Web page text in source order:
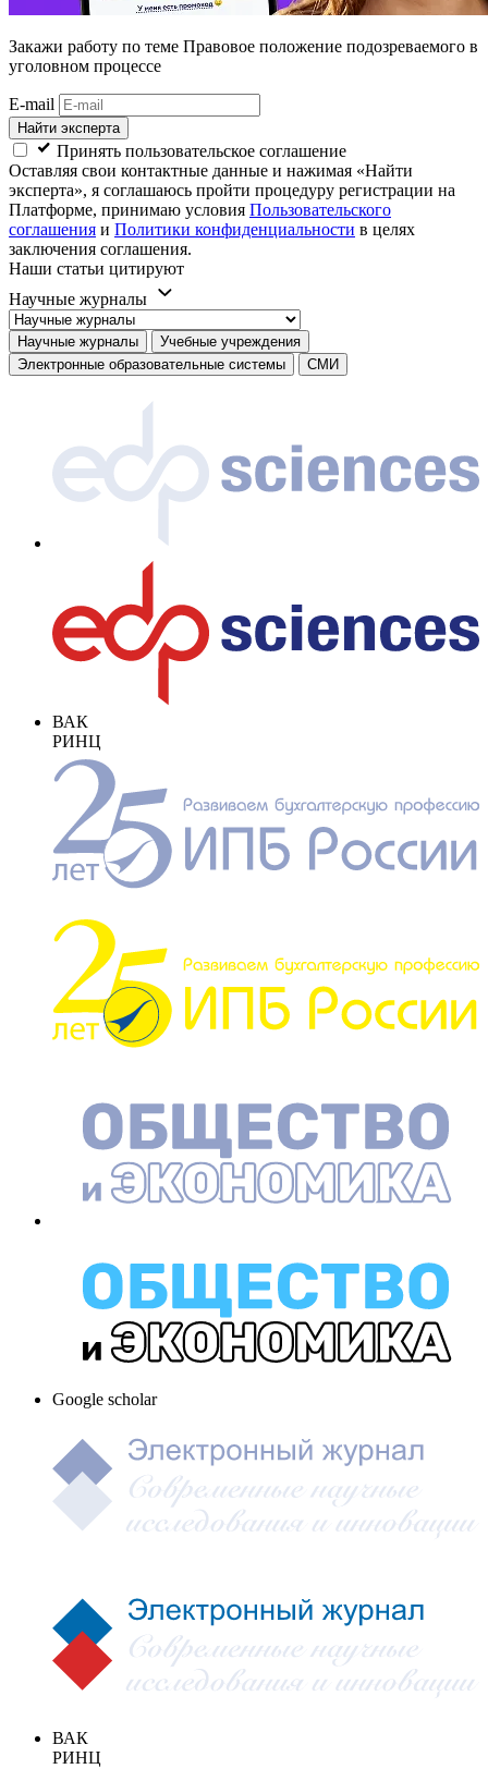
Закажи работу по теме Правовое положение подозреваемого в
уголовном процессе
E-mail
Найти эксперта
Принять пользовательское соглашение
Оставляя свои контактные данные и нажимая «Найти
эксперта», я соглашаюсь пройти процедуру регистрации на
Платформе, принимаю условия Пользовательского
соглашения и Политики конфиденциальности в целях
заключения соглашения.
Наши статьи цитируют
Научные журналы
Научные журналы
Учебные учреждения
Электронные образовательные системы
СМИ
ВАК
РИНЦ
Google scholar
ВАК
РИНЦ